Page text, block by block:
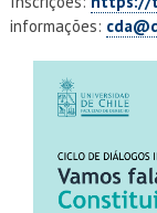
informações: